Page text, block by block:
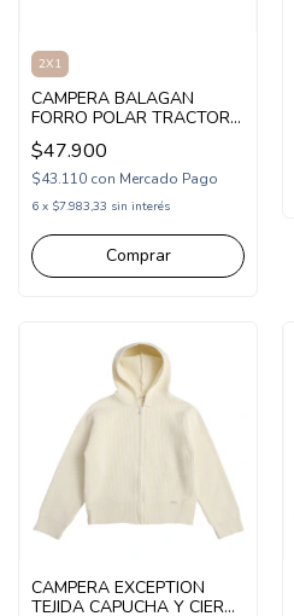
2X1
CAMPERA BALAGAN
FORRO POLAR TRACTOR
(BA263007)
$47.900
$43.110 con Mercado Pago
6 x $7.983,33 sin interés
Comprar
CAMPERA EXCEPTION
TEJIDA CAPUCHA Y CIERRE